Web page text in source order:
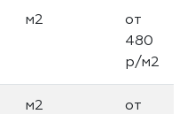
м2
от
480
р/м2
м2
от